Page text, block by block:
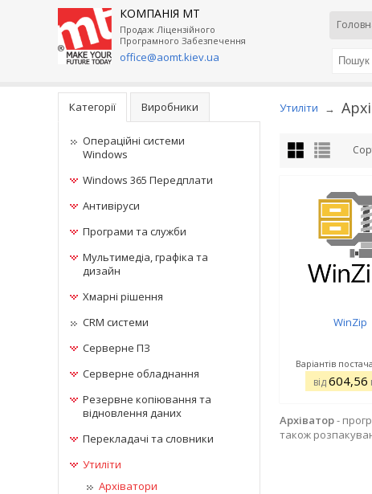
КОМПАНІЯ МТ
Продаж Ліцензійного
Програмного Забезпечення
office@aomt.kiev.ua
Категорії Виробники
Операційні системи
Windows
Windows 365 Передплати
Антивіруси
Програми та служби
Мультимедіа, графіка та
дизайн
Хмарні рішення
CRM системи
Серверне ПЗ
Серверне обладнання
Резервне копіювання та
відновлення даних
Перекладачі та словники
Утиліти
Архіватори
Утиліти →
WinZip
Варіантів
від604,56
Архіватор-
також